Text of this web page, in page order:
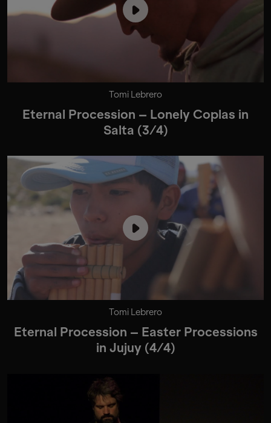
Tomi Lebrero
Eternal Procession – Lonely Coplas in
Salta (3/4)
Tomi Lebrero
Eternal Procession – Easter Processions
in Jujuy (4/4)